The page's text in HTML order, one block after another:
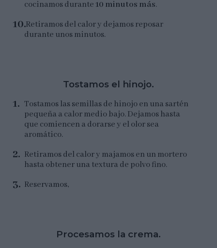
cocinamos durante10 minutos más.
Retiramos del calor y dejamos reposar
durante unos minutos.
Tostamos el hinojo.
Tostamos las semillas de hinojo en una sartén
pequeña a calor medio bajo. Dejamos hasta
que comiencen a dorarse y el olor sea
aromático.
Retiramos del calor y majamos en un mortero
hasta obtener una textura de polvo fino.
Reservamos,
Procesamos la crema.